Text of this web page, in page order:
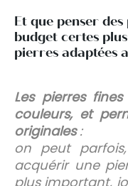
Et que penser
budget certes
pierres adaptées
Les pierres
couleurs, et
originales:
on peut
acquérir une
plus important,